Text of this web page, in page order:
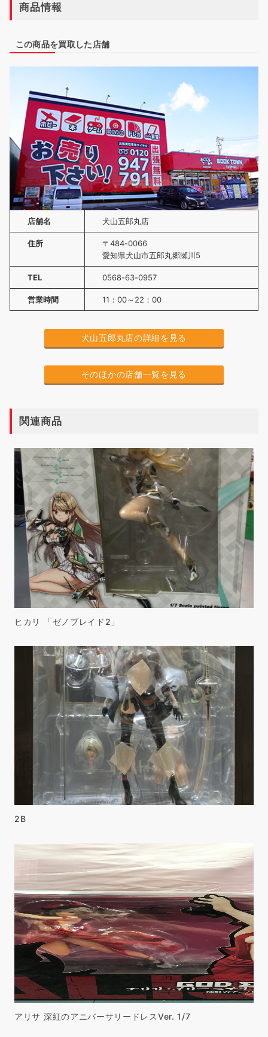
商品情報
この商品を買取した店舗
店舗名 犬山五郎丸店
住所
〒484-0066
愛知県犬山市五郎丸郷瀬川5
TEL 0568-63-0957
営業時間 11：00～22：00
犬山五郎丸店の詳細を見る
そのほかの店舗一覧を見る
関連商品
ヒカリ 「ゼノブレイド2」
2B
アリサ 深紅のアニバーサリードレスVer. 1/7